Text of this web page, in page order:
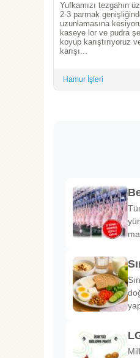
Yufkamızı tezgahın
2-3 parmak
uzunlamasına
kaseye lor ve pudra
koyup karıştırıyoruz
karışı...
Hamur İşleri